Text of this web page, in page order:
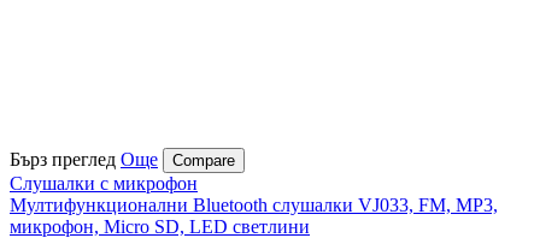
Бърз преглед Още Compare
Слушалки с микрофон
Мултифункционални Bluetooth слушалки VJ033, FM, MP3,
микрофон, Micro SD, LED светлини